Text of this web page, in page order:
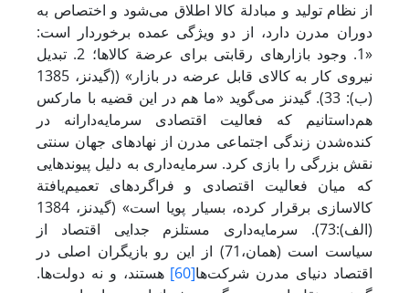
از نظام تولید و مبادلة کالا اطلاق می‌شود و اختصاص به
دوران مدرن دارد، از دو ویژگی عمده برخوردار است:
«1. وجود بازارهای رقابتی برای عرضة کالاها؛ 2. تبدیل
نیروی کار به کالای قابل عرضه در بازار» ((گیدنز، 1385
(ب): 33). گیدنز می‌گوید «ما هم در این قضیه با مارکس
هم‌داستانیم که فعالیت اقتصادی سرمایه‌دارانه در
کنده‌شدن زندگی اجتماعی مدرن از نهادهای جهان سنتی
نقش بزرگی را بازی کرد. سرمایه‌داری به دلیل پیوندهایی
که میان فعالیت اقتصادی و فراگردهای تعمیم‌یافتة
کالاسازی برقرار کرده، بسیار پویا است» (گیدنز، 1384
(الف):73). سرمایه‌داری مستلزم جدایی اقتصاد از
سیاست است (همان،71) از این رو بازیگران اصلی در
اقتصاد دنیای مدرن شرکت‌ها[60]
هستند، و نه دولت‌ها.